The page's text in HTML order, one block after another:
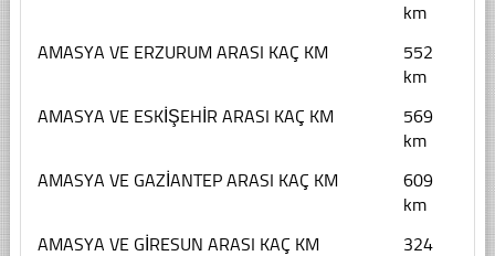
km
AMASYA VE ERZURUM ARASI KAÇ KM
552
km
AMASYA VE ESKİŞEHİR ARASI KAÇ KM
569
km
AMASYA VE GAZİANTEP ARASI KAÇ KM
609
km
AMASYA VE GİRESUN ARASI KAÇ KM
324